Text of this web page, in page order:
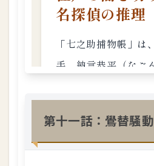
第十一話：鷽替騒動